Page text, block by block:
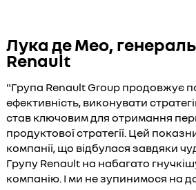
Лука де Мео,
Renault
"Група Renault Group продовжує
ефективність, виконувати
став ключовим для отримання
продуктової стратегії. Цей
компанії, що відбулася завдяки
Групу Renault на набагато
компанію. І ми не зупинимося на